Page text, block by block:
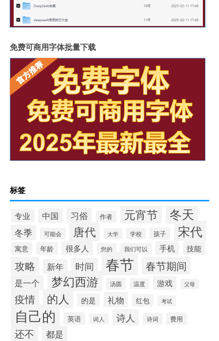
免费可商用字体批量下载
标签
专业 中国 习俗 作者 元宵节 冬天
冬季 可能会 唐代 大学 学校 孩子 宋代
寓意 年龄 很多人 您的 我们可以 手机 技能
攻略 新年 时间 春节 春节期间
是一个 梦幻西游 汤圆 温度 游戏 父母
疫情 的人 的是 礼物 红包 考试
自己的 英语 词人 诗人 诗词 费用
还不 都是